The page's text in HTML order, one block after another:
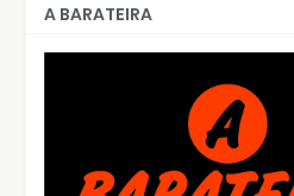
A BARATEIRA